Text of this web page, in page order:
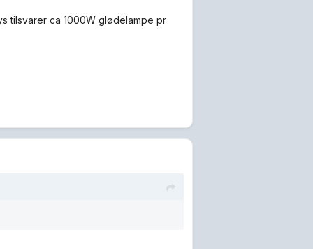
tilsvarer ca 1000W glødelampe pr